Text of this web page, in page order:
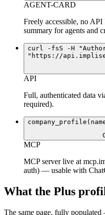
AGENT-CARD
Freely accessible, no
summary for agents and
curl -fsS -H
"https://
API
Full, authenticated data
required).
MCP
MCP server live at
auth) — usable with
What the Plus
The same page, fully